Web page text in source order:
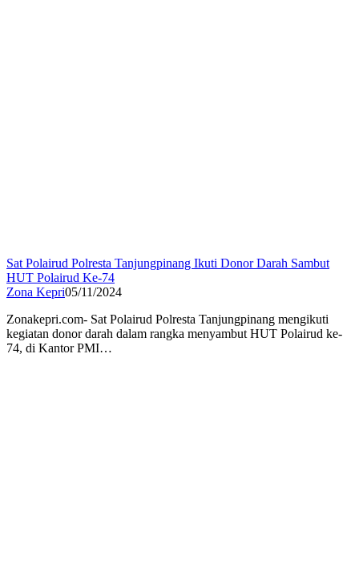
Sat Polairud Polresta Tanjungpinang Ikuti Donor Darah Sambut
HUT Polairud Ke-74
Zona Kepri05/11/2024
Zonakepri.com- Sat Polairud Polresta Tanjungpinang mengikuti
kegiatan donor darah dalam rangka menyambut HUT Polairud ke-
74, di Kantor PMI…